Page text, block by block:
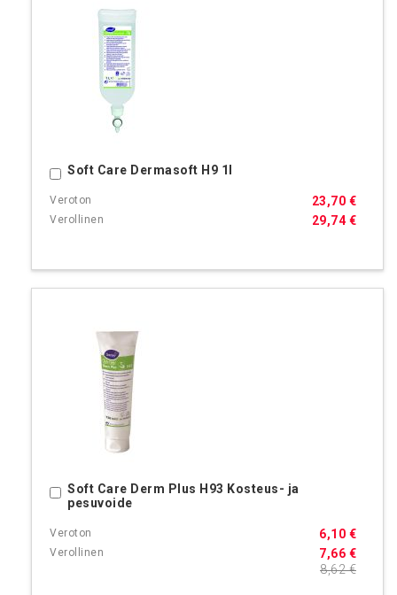
Soft Care Dermasoft H9 1l
29,74 €
23,70 €
Ostoskoriin
Soft Care Derm Plus H93 Kosteus- ja
pesuvoide
7,66 €
6,10 €
8,62 €
Ostoskoriin